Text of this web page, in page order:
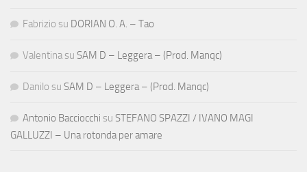
Fabrizio su DORIAN O. A. – Tao
Valentina su SAM D – Leggera – (Prod. Manqc)
Danilo su SAM D – Leggera – (Prod. Manqc)
Antonio Bacciocchi su STEFANO SPAZZI / IVANO MAGI
GALLUZZI – Una rotonda per amare